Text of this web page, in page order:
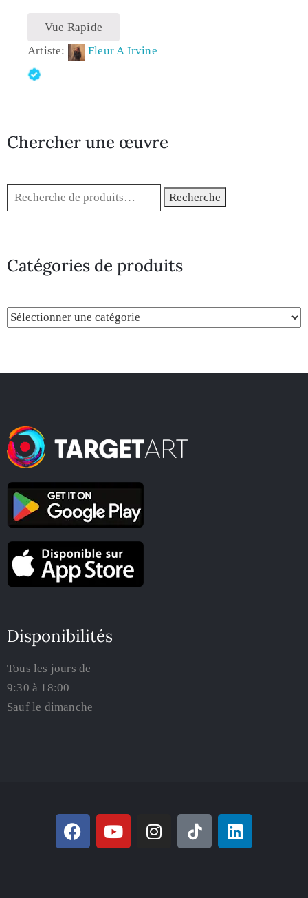
Vue Rapide
Artiste:
Fleur A Irvine
Chercher une œuvre
Recherche
Catégories de produits
Disponibilités
Tous les jours de
9:30 à 18:00
Sauf le dimanche